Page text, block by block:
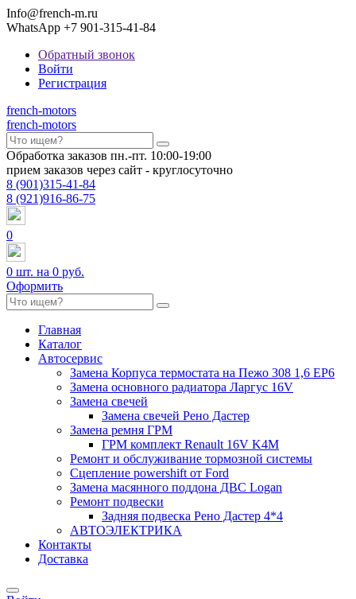
Info@french-m.ru
WhatsApp +7 901-315-41-84
Обратный звонок
Войти
Регистрация
french-motors
french-motors
Обработка заказов пн.-пт. 10:00-19:00
прием заказов через сайт - круглосуточно
8 (901)315-41-84
8 (921)916-86-75
0
0 шт. на 0 руб.
Оформить
Главная
Каталог
Автосервис
Замена Корпуса термостата на Пежо 308 1,6 EP6
Замена основного радиатора Ларгус 16V
Замена свечей
Замена свечей Рено Дастер
Замена ремня ГРМ
ГРМ комплект Renault 16V K4M
Ремонт и обслуживание тормозной системы
Сцепление powershift от Ford
Замена масянного поддона ДВС Logan
Ремонт подвески
Задняя подвеска Рено Дастер 4*4
АВТОЭЛЕКТРИКА
Контакты
Доставка